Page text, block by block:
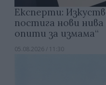
Експерти:
постига нови
опити за измама“
05.08.2026 / 11:30